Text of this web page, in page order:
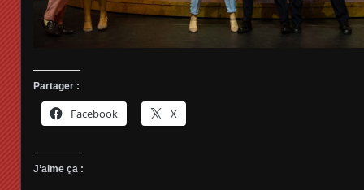
Partager :
Facebook X
J’aime ça :